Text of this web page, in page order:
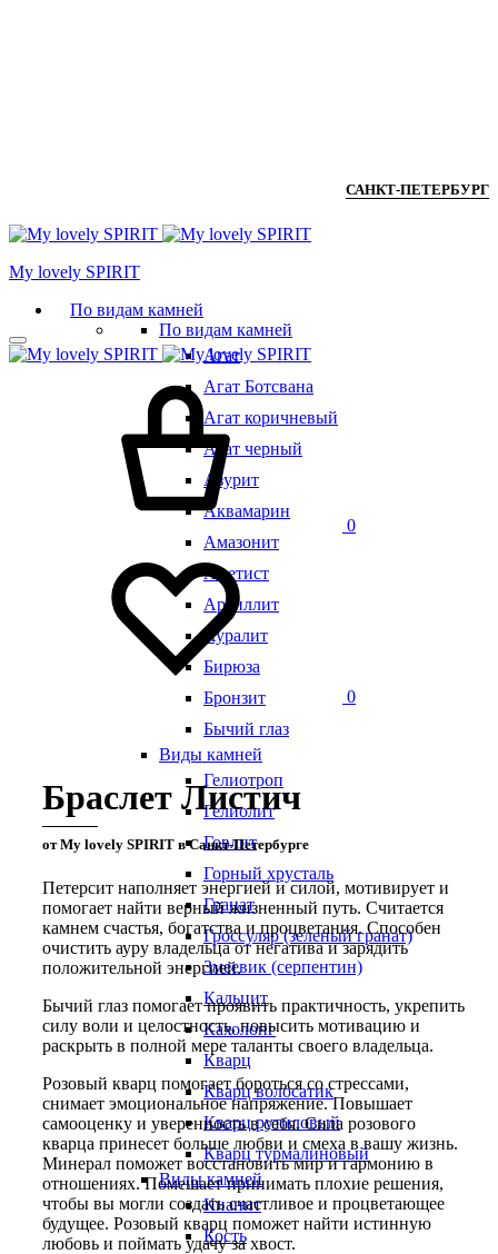
САНКТ-ПЕТЕРБУРГ
Мy lovely SPIRIT
По видам камней
По видам камней
Агат
Агат Ботсвана
Агат коричневый
Агат черный
Азурит
Аквамарин
Амазонит
Аметист
Аргиллит
Ауралит
Бирюза
Бронзит
Бычий глаз
Виды камней
Гелиотроп
Гелиолит
Говлит
Горный хрусталь
Гранат
Гроссуляр (зеленый гранат)
Змеевик (серпентин)
Кальцит
Кахолонг
Кварц
Кварц волосатик
Кварц рутиловый
Кварц турмалиновый
Виды камней
Кианит
Кость
0
0
Браслет Листич
от My lovely SPIRIT в Санкт-Петербурге
Петерсит наполняет энергией и силой, мотивирует и
помогает найти верный жизненный путь. Считается
камнем счастья, богатства и процветания. Способен
очистить ауру владельца от негатива и зарядить
положительной энергией.
Бычий глаз помогает проявить практичность, укрепить
силу воли и целостность, повысить мотивацию и
раскрыть в полной мере таланты своего владельца.
Розовый кварц помогает бороться со стрессами,
снимает эмоциональное напряжение. Повышает
самооценку и уверенность в себя. Сила розового
кварца принесет больше любви и смеха в вашу жизнь.
Минерал поможет восстановить мир и гармонию в
отношениях. Помешает принимать плохие решения,
чтобы вы могли создать счастливое и процветающее
будущее. Розовый кварц поможет найти истинную
любовь и поймать удачу за хвост.